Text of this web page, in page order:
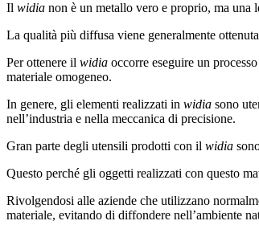
Il widia non è un metallo vero e proprio, ma una
La qualità più diffusa viene generalmente
Per ottenere il widia occorre eseguire un
materiale omogeneo.
In genere, gli elementi realizzati in widia sono
nell’industria e nella meccanica di precisione.
Gran parte degli utensili prodotti con il widia
Questo perché gli oggetti realizzati con questo
Rivolgendosi alle aziende che utilizzano
materiale, evitando di diffondere nell’ambiente